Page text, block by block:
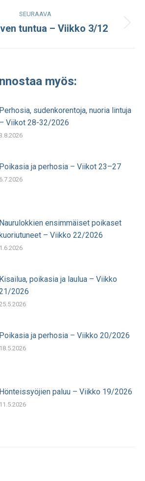
SEURAAVA
Seuraava
tuntua – Viikko 3/12
myös:
Perhosia, sudenkorentoja, nuoria lintuja
– Viikot 28-32/2026
Poikasia ja perhosia – Viikot 23–27
6.7.2026
Naurulokkien ensimmäiset poikaset
– Viikko 22/2026
1.6.2026
Kisailua, poikasia ja laulua – Viikko
2026
Poikasia ja perhosia – Viikko 20/2026
18.5.2026
Hönteissyöjien paluu – Viikko 19/2026
11.5.2026